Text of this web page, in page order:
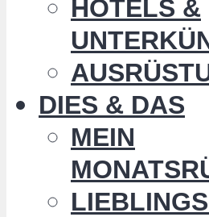
HOTELS &
DIES & DAS
MEIN